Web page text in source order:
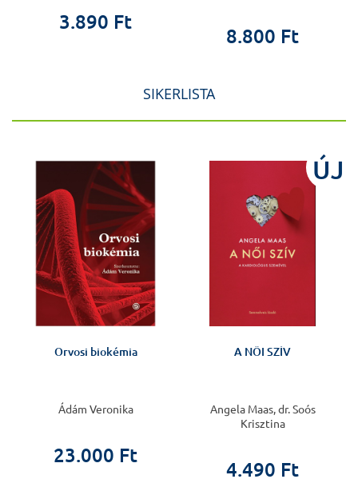
3.890 Ft
8.800 Ft
SIKERLISTA
Orvosi biokémia
Ádám Veronika
23.000 Ft
ÚJ
A NŐI SZÍV
Angela Maas, dr. Soós
Krisztina
4.490 Ft